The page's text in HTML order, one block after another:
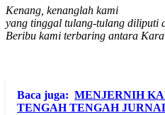
Kenang, kenanglah kami
yang tinggal tulang-tulang diliputi
Beribu kami terbaring antara
Baca juga: MENJERNIH
TENGAH TENGAH